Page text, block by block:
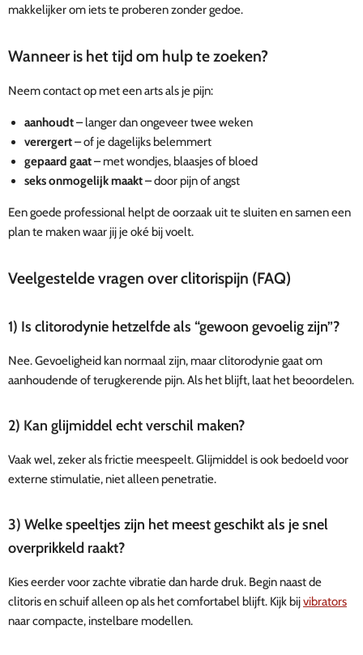
makkelijker om iets te proberen zonder gedoe.
Wanneer is het tijd om hulp te zoeken?
Neem contact op met een arts als je pijn:
aanhoudt– langer dan ongeveer twee weken
verergert– of je dagelijks belemmert
gepaard gaat– met wondjes, blaasjes of bloed
seks onmogelijk maakt– door pijn of angst
Een goede professional helpt de oorzaak uit te sluiten en samen een
plan te maken waar jij je oké bij voelt.
Veelgestelde vragen over clitorispijn (FAQ)
1) Is clitorodynie hetzelfde als “gewoon gevoelig zijn”?
Nee. Gevoeligheid kan normaal zijn, maar clitorodynie gaat om
aanhoudende of terugkerende pijn. Als het blijft, laat het beoordelen.
2) Kan glijmiddel echt verschil maken?
Vaak wel, zeker als frictie meespeelt. Glijmiddel is ook bedoeld voor
externe stimulatie, niet alleen penetratie.
3) Welke speeltjes zijn het meest geschikt als je snel
overprikkeld raakt?
Kies eerder voor zachte vibratie dan harde druk. Begin naast de
clitoris en schuif alleen op als het comfortabel blijft. Kijk bijvibrators
naar compacte, instelbare modellen.